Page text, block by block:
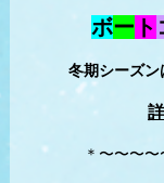
ボー ト
冬期シーズン
＊〜〜〜